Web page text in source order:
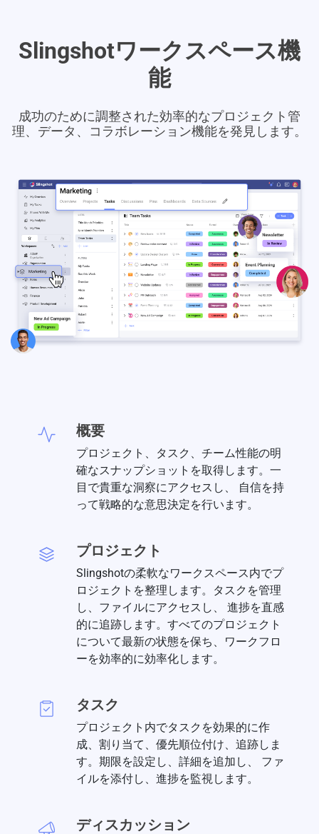
Slingshotワークスペース機
能
成功のために調整された効率的なプロジェクト管
理、データ、コラボレーション機能を発見します。
概要
プロジェクト、タスク、チーム性能の明
確なスナップショットを取得します。一
目で貴重な洞察にアクセスし、 自信を持
って戦略的な意思決定を行います。
プロジェクト
Slingshotの柔軟なワークスペース内でプ
ロジェクトを整理します。タスクを管理
し、ファイルにアクセスし、 進捗を直感
的に追跡します。すべてのプロジェクト
について最新の状態を保ち、ワークフロ
ーを効率的に効率化します。
タスク
プロジェクト内でタスクを効果的に作
成、割り当て、優先順位付け、追跡しま
す。期限を設定し、詳細を追加し、 ファ
イルを添付し、進捗を監視します。
ディスカッション